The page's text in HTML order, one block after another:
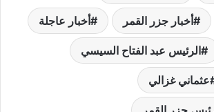
أخبار جزر القمر أخبار عاجلة
الرئيس عبد الفتاح السيسي
عثماني غزالي